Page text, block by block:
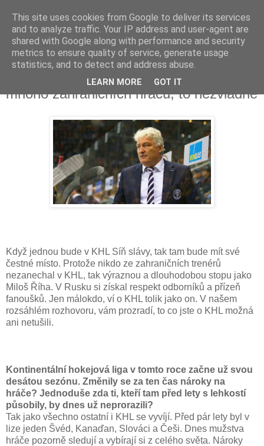
Miloš Říha: V Rusku je obrovský tlak a
mnoho zahraničních hráčů, to nezvládne
Když jednou bude v KHL Síň slávy, tak tam bude mít své
čestné místo. Protože nikdo ze zahraničních trenérů
nezanechal v KHL, tak výraznou a dlouhodobou stopu jako
Miloš Říha. V Rusku si získal respekt odborníků a přízeň
fanoušků. Jen málokdo, ví o KHL tolik jako on. V našem
rozsáhlém rozhovoru, vám prozradí, to co jste o KHL možná
ani netušili.
Kontinentální hokejová liga v tomto roce začne už svou
desátou sezónu. Změnily se za ten čas nároky na
hráče? Jednoduše zda ti, kteří tam před lety s lehkostí
působily, by dnes už neprorazili?
Tak jako všechno ostatní i KHL se vyvíjí. Před pár lety byl v
lize jeden Švéd, Kanaďan, Slováci a Češi. Dnes mužstva
hráče pozorně sledují a vybírají si z celého světa. Nároky
This site uses cookies from Google to deliver its services
and to analyze traffic. Your IP address and user-agent are
shared with Google along with performance and security
metrics to ensure quality of service, generate usage
statistics, and to detect and address abuse.
LEARN MORE GOT IT